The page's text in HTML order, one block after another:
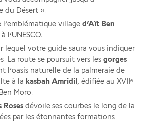
du Désert ».
l’emblématique village d’Aït Ben
l’UNESCO.
lequel votre guide saura vous indiquer
La route se poursuit vers les gorges
l’oasis naturelle de la palmeraie de
à la kasbah Amridil , édifiée au XVIIᵉ
Moro.
Roses dévoile ses courbes le long de la
par les étonnantes formations